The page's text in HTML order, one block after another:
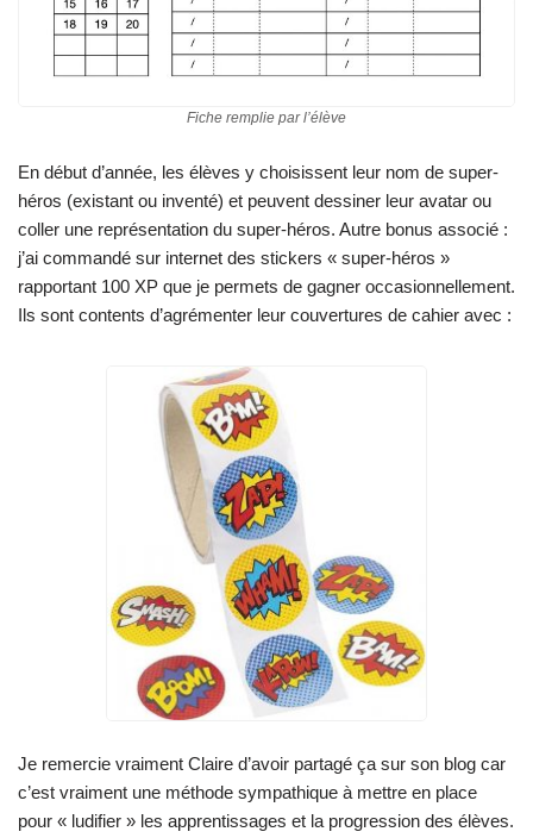
Fiche remplie par l’élève
En début d’année, les élèves y choisissent leur nom de super-
héros (existant ou inventé) et peuvent dessiner leur avatar ou
coller une représentation du super-héros. Autre bonus associé :
j’ai commandé sur internet des stickers « super-héros »
rapportant 100 XP que je permets de gagner occasionnellement.
Ils sont contents d’agrémenter leur couvertures de cahier avec :
Je remercie vraiment Claire d’avoir partagé ça sur son blog car
c’est vraiment une méthode sympathique à mettre en place
pour « ludifier » les apprentissages et la progression des élèves.